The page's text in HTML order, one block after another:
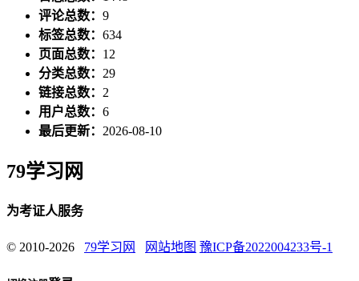
评论总数： 9
标签总数： 634
页面总数： 12
分类总数： 29
链接总数： 2
用户总数： 6
最后更新： 2026-08-10
79学习网
为考证人服务
© 2010-2026 79学习网 网站地图 豫ICP备2022004233号-1